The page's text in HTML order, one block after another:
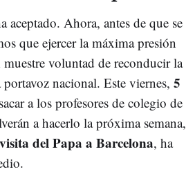
Ahora, antes de que se
que ejercer la máxima presión
muestre voluntad de reconducir la
nacional. Este viernes, 5
a los profesores de colegio de
a hacerlo la próxima semana,
visita del Papa a Barcelona, ha